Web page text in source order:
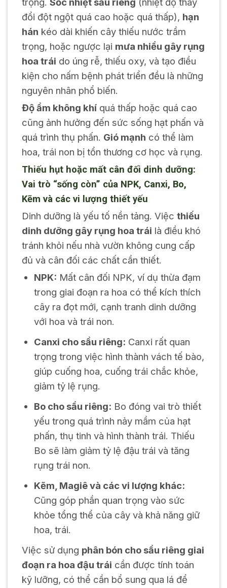
đổi đột ngột quá cao hoặc quá thấp), hạn
hán kéo dài khiến cây thiếu nước trầm
trọng, hoặc ngược lại mưa nhiều gây rụng
hoa trái do úng rễ, thiếu oxy, và tạo điều
kiện cho nấm bệnh phát triển đều là những
nguyên nhân phổ biến.
Độ ẩm không khíquá thấp hoặc quá cao
cũng ảnh hưởng đến sức sống hạt phấn và
quá trình thụ phấn. Gió mạnh có thể làm
hoa, trái non bị tổn thương cơ học và rụng.
Thiếu hụt hoặc mất cân đối dinh dưỡng:
Vai trò “sống còn” của NPK, Canxi, Bo,
Kẽm và các vi lượng thiết yếu
Dinh dưỡng là yếu tố nền tảng. Việc thiếu
dinh dưỡng gây rụng hoa trái là điều khó
tránh khỏi nếu nhà vườn không cung cấp
đủ và cân đối các chất cần thiết.
NPK: Mất cân đối NPK, ví dụ thừa đạm
trong giai đoạn ra hoa có thể kích thích
cây ra đọt mới, cạnh tranh dinh dưỡng
với hoa và trái non.
Canxi cho sầu riêng: Canxi rất quan
trọng trong việc hình thành vách tế bào,
giúp cuống hoa, cuống trái chắc khỏe,
giảm tỷ lệ rụng.
Bo cho sầu riêng: Bo đóng vai trò thiết
yếu trong quá trình nảy mầm của hạt
phấn, thụ tinh và hình thành trái. Thiếu
Bo sẽ làm giảm tỷ lệ đậu trái và tăng
rụng trái non.
Kẽm, Magiê và các vi lượng khác:
Cũng góp phần quan trọng vào sức
khỏe tổng thể của cây và khả năng giữ
hoa, trái.
Việc sử dụng phân bón cho sầu riêng giai
đoạn ra hoa đậu trái cần được tính toán
kỹ lưỡng, có thể cần bổ sung qua lá để